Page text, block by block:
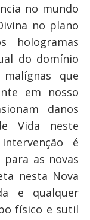
no mundo
no plano
hologramas
do domínio
que
em nosso
danos
Vida neste
é
as novas
nesta Nova
e qualquer
físico e sutil